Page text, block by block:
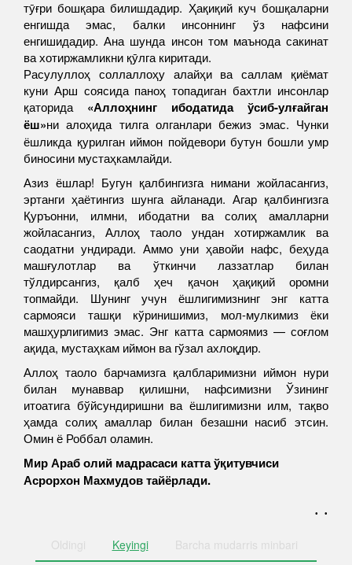
тӯғри бошқара билишдадир. Ҳақиқий куч бошқаларни
енгишда эмас, балки инсоннинг ўз нафсини
енгишидадир. Ана шунда инсон том маънода сакинат
ва хотиржамликни қӯлга киритади.
Расулуллоҳ соллаллоҳу алайҳи ва саллам қиёмат
куни Арш соясида паноҳ топадиган бахтли инсонлар
қаторида «Аллоҳнинг ибодатида ўсиб-улғайган
ёш»ни алоҳида тилга олганлари бежиз эмас. Чунки
ёшликда қурилган иймон пойдевори бутун бошли умр
биносини мустаҳкамлайди.
Азиз ёшлар! Бугун қалбингизга нимани жойласангиз,
эртанги ҳаётингиз шунга айланади. Агар қалбингизга
Қуръонни, илмни, ибодатни ва солиҳ амалларни
жойласангиз, Аллоҳ таоло ундан хотиржамлик ва
саодатни ундиради. Аммо уни ҳавойи нафс, беҳуда
машғулотлар ва ўткинчи лаззатлар билан
тўлдирсангиз, қалб ҳеч қачон ҳақиқий оромни
топмайди. Шунинг учун ёшлигимизнинг энг катта
сармояси ташқи кўринишимиз, мол-мулкимиз ёки
машҳурлигимиз эмас. Энг катта сармоямиз — соғлом
ақида, мустаҳкам иймон ва гўзал ахлоқдир.
Аллоҳ таоло барчамизга қалбларимизни иймон нури
билан мунаввар қилишни, нафсимизни Ўзининг
итоатига бўйсундиришни ва ёшлигимизни илм, тақво
ҳамда солиҳ амаллар билан безашни насиб этсин.
Омин ё Роббал оламин.
Мир Араб олий мадрасаси катта ўқитувчиси
Асрорхон Махмудов тайёрлади.
. .
Oldingi Keyingi Barcha mudarris minbari